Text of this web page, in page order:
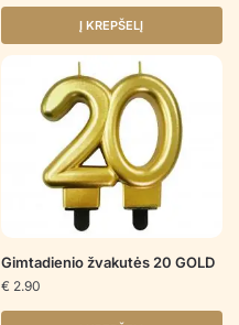
Į KREPŠELĮ
Gimtadienio žvakutės 20 GOLD
€ 2.90